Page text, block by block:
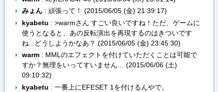
みょん: 頑張って！ (2015/06/05 (金) 21:39:17)
kyabetu : >warmさん すごい良いですね！ただ、ゲームに
使うとなると、あの反転演出を再現するのはきついです
ね...どうしようかなあ？ (2015/06/05 (金) 23:45:30)
warm: MMLのエフェクトを付けていただくことは可能で
すか？無理をいってすいません… (2015/06/06 (土)
09:10:32)
kyabetu : 一番上にEFESET 1を付けるんやで。